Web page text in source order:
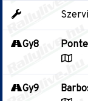
Gy8
Gy9